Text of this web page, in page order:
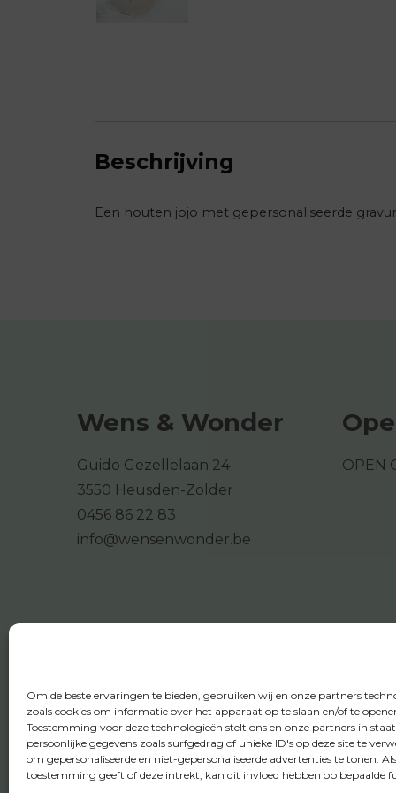
Om de beste ervaringen te bieden, gebruiken wij en onze partners
zoals cookies om informatie over het apparaat op te slaan en/of te
Toestemming voor deze technologieën stelt ons en onze partners in
persoonlijke gegevens zoals surfgedrag of unieke ID's op deze site te
om gepersonaliseerde en niet-gepersonaliseerde advertenties te tonen.
toestemming geeft of deze intrekt, kan dit invloed hebben op bepaalde
Beschrijving
Een houten jojo met gepersonaliseerde
Wens & Wonder
Guido Gezellelaan 24
3550 Heusden-Zolder
0456 86 22 83
info@wensenwonder.be
OPEN